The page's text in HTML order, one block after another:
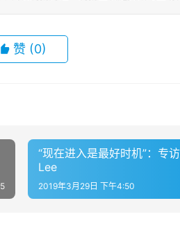
赞 (0)
“现在进入是最好时机”：专
Lee
2019年3月29日 下午4:50